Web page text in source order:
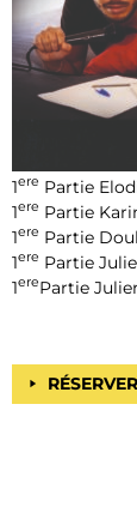
1ere Partie
1ere Partie
1ere Partie
1ere Partie
1erePartie